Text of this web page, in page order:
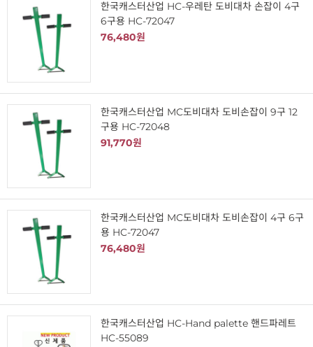
한국캐스터산업 HC-우레탄 도비대차 손잡이 4구
6구용 HC-72047
76,480원
한국캐스터산업 MC도비대차 도비손잡이 9구 12
구용 HC-72048
91,770원
한국캐스터산업 MC도비대차 도비손잡이 4구 6구
용 HC-72047
76,480원
한국캐스터산업 HC-Hand palette 핸드파레트
HC-55089